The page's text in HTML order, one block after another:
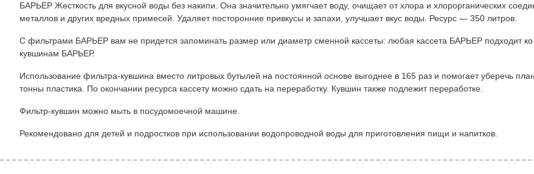
БАРЬЕР Жесткость для вкусной воды без накипи. Она значительно умягчает воду, очищает от хлора и хлорорганических
металлов и других вредных примесей. Удаляет посторонние привкусы и запахи, улучшает вкус воды. Ресурс — 350 литров.
С фильтрами БАРЬЕР вам не придется запоминать размер или диаметр сменной кассеты: любая кассета БАРЬЕР подходит
кувшинам БАРЬЕР.
Использование фильтра-кувшина вместо литровых бутылей на постоянной основе выгоднее в 165 раз и помогает уберечь
тонны пластика. По окончании ресурса кассету можно сдать на переработку. Кувшин также подлежит переработке.
Фильтр-кувшин можно мыть в посудомоечной машине.
Рекомендовано для детей и подростков при использовании водопроводной воды для приготовления пищи и напитков.